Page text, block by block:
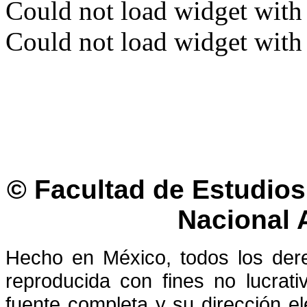
Could not load widget
Could not load widget
© Facultad de
Nacional
Hecho en México, todos los
reproducida con fines no